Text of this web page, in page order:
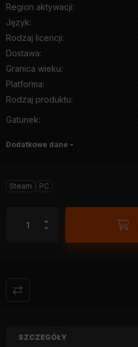
Region aktywacji:
Język:
Rodzaj licencji:
Dostawa:
Granica wieku:
Platforma:
Rodzaj produktu:
Gatunek:
Dodatkowe dane
Steam PC
SZCZEGÓŁY